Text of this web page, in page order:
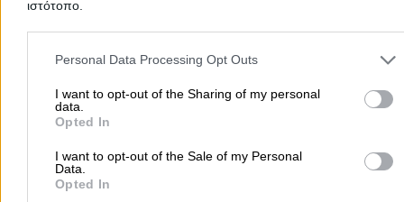
ιστότοπο.
Please note that this website/app uses one or more Google
and may gather and store information including but not limited to
to Google and its third-party tags to use your data for below
purposes in below Google consent section.
Personal Data Processing Opt Outs
I want to opt-out of the Sharing of my personal
data.
Opted In
I want to opt-out of the Sale of my Personal
Data.
Opted In
ΝΙΚΟΛΑΟΣ
Κ.ΚΑΡΑΜΑΝΛΗ 50 ΘΕΣΗ ΣΤΑΥΡΟΣ ΑΓΙΟΣ ΝΙΚΟΛΑΟΣ
Τελευταία Ενημέρωση: 10/08/2026 6:45:03 πμ
ΕΚΟ ΚΑΛΥΨΩ Νο 191
ΑΓ.ΝΙΚΟΛΑΟΣ
196ο ΧΛΜ Ε.Ο. ΧΑΝΙΩΝ - ΑΓΙΟΥ ΝΙΚΟΛΑΟΥ